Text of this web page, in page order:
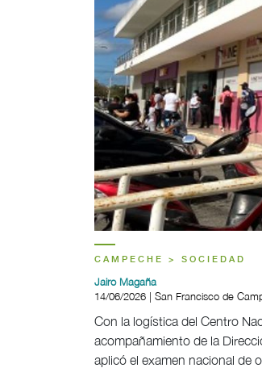
CAMPECHE > SOCIEDAD
Jairo Magaña
14/06/2026 | San Francisco de
Con la logística del Centro
acompañamiento de la
aplicó el examen nacional de